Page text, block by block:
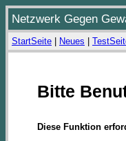
Netzwerk Gegen
StartSeite Neues
Bitte
Diese Funktion